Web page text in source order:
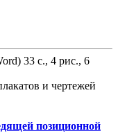
33 с., 4 рис., 6
и чертежей
позиционной